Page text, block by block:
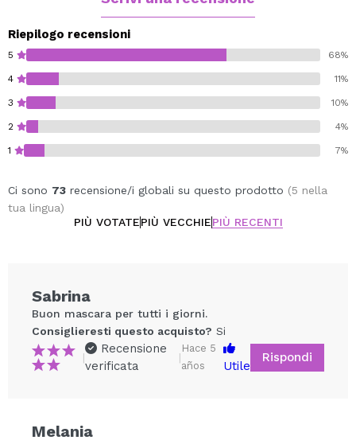
Riepilogo recensioni
5 68%
4 11%
3 10%
2 4%
1 7%
Ci sono 73 recensione/i globali su questo prodotto (5 nella
tua lingua)
PIÙ VOTATEPIÙ VECCHIEPIÙ RECENTI
Sabrina
Buon mascara per tutti i giorni.
Consiglieresti questo acquisto? Si
|
Recensione
verificata
|
Hace 5
años
Utile
Rispondi
Melania